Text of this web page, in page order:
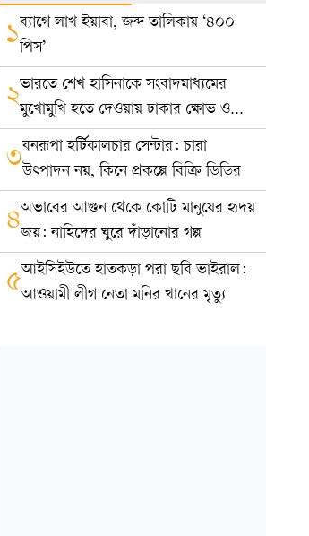
১ব্যাগে লাখ ইয়াবা, জব্দ তালিকায় ‘৪০০
পিস’
২ভারতে শেখ হাসিনাকে সংবাদমাধ্যমের
মুখোমুখি হতে দেওয়ায় ঢাকার ক্ষোভ ও
প্রতিবাদ
৩বনরূপা হর্টিকালচার সেন্টার: চারা
উৎপাদন নয়, কিনে প্রকল্পে বিক্রি ডিডির
৪অভাবের আগুন থেকে কোটি মানুষের হৃদয়
জয়: নাহিদের ঘুরে দাঁড়ানোর গল্প
৫আইসিইউতে হাতকড়া পরা ছবি ভাইরাল:
আওয়ামী লীগ নেতা মনির খানের মৃত্যু